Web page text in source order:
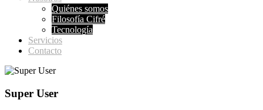
Quiénes somos
Filosofía Cifré
Tecnología
Servicios
Contacto
Super User